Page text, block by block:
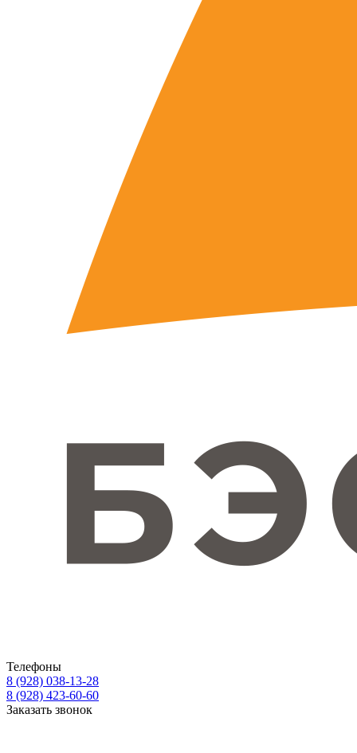
Телефоны
8 (928) 038-13-28
8 (928) 423-60-60
Заказать звонок